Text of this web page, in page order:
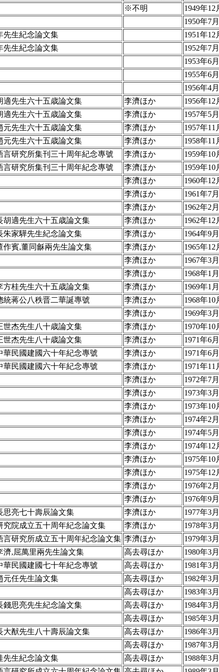
※不明
1949年12
1950年7月
先生紀念論文集
1951年12
先生紀念論文集
1952年7月
1953年6
1955年6月
1956年4月
適先生六十五歳論文集 李濟ほか
1956年12
適先生六十五歳論文集 李濟ほか
1957年5月
元先生六十五歳論文集 李濟ほか
1957年11
元先生六十五歳論文集 李濟ほか
1958年11
言研究所集刊三十周年紀念專號 李濟ほか
1959年10
言研究所集刊三十周年紀念專號 李濟ほか
1959年10
李濟ほか
1960年12
李濟ほか
1961年7月
李濟ほか
1962年2月
胡適先生六十五歳論文集 李濟ほか
1962年12
朱家驊先生紀念論文集 李濟ほか
1964年9月
作賓,董同龢兩先生論文集 李濟ほか
1965年12
李濟ほか
1967年3
李濟ほか
1968年1月
方桂先生六十五歳論文集 李濟ほか
1969年1
統蒋公八秩晋二華誕專號 李濟ほか
1968年10
李濟ほか
1969年3
世杰先生八十歳論文集 李濟ほか
1970年10
世杰先生八十歳論文集 李濟ほか
1971年6
華民國建國六十年紀念專號 李濟ほか
1971年6
華民國建國六十年紀念專號 李濟ほか
1971年11
李濟ほか
1972年7
李濟ほか
1973年3月
李濟ほか
1973年10
李濟ほか
1974年2月
李濟ほか
1974年5
李濟ほか
1974年12
李濟ほか
1975年10
李濟ほか
1975年12
李濟ほか
1976年2月
李濟ほか
1976年9
思亮七十壽辰論文集 李濟ほか
1977年3
究院成立五十周年紀念論文集 李濟ほか
1978年3
言研究所成立五十周年紀念論文集 李濟ほか
1979年3
濟,屈萬里兩先生論文集 高去尋ほか
1980年3
華民國建國七十年紀念專號 高去尋ほか
1981年3
元任先生論文集 高去尋ほか
1982年3
高去尋ほか
1983年3
錢思亮先生紀念論文集 高去尋ほか
1984年3
高去尋ほか
1985年3
大猷先生八十壽辰論文集 高去尋ほか
1986年3
高去尋ほか
1987年3
先生紀念論文集 高去尋ほか
1988年3